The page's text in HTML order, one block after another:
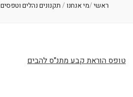
ראשי/מי אנחנו/תקנונים נהלים וטפסים
טופס הוראת קבע מתנ"ס להבים